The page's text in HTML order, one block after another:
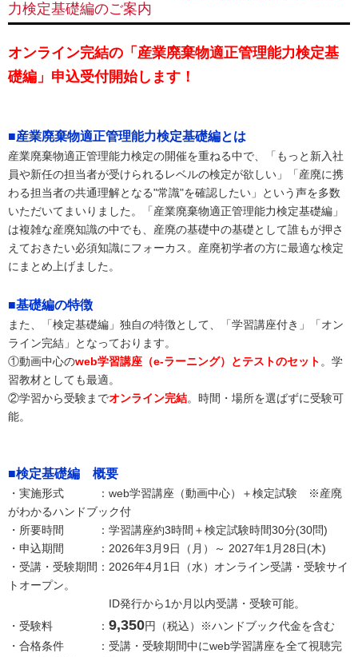
力検定基礎編のご案内
オンライン完結の「産業廃棄物適正管理能力検定基
礎編」申込受付開始します！
■産業廃棄物適正管理能力検定基礎編とは
産業廃棄物適正管理能力検定の開催を重ねる中で、「もっと新入社
員や新任の担当者が受けられるレベルの検定が欲しい」「産廃に携
わる担当者の共通理解となる"常識"を確認したい」という声を多数
いただいてまいりました。「産業廃棄物適正管理能力検定基礎編」
は複雑な産廃知識の中でも、産廃の基礎中の基礎として誰もが押さ
えておきたい必須知識にフォーカス。産廃初学者の方に最適な検定
にまとめ上げました。
■基礎編の特徴
また、「検定基礎編」独自の特徴として、「学習講座付き」「オン
ライン完結」となっております。
①動画中心のweb学習講座（e-ラーニング）とテストのセット。学
習教材としても最適。
②学習から受験までオンライン完結。時間・場所を選ばずに受験可
能。
■検定基礎編 概要
・実施形式 ：web学習講座（動画中心）＋検定試験 ※産廃
がわかるハンドブック付
・所要時間 ：学習講座約3時間＋検定試験時間30分(30問)
・申込期間 ：2026年3月9日（月）～ 2027年1月28日(木)
・受講・受験期間：2026年4月1日（水）オンライン受講・受験サイ
トオープン。
ID発行から1か月以内受講・受験可能。
・受験料 ： 9,350円（税込）※ハンドブック代金を含む
・合格条件 ：受講・受験期間中にweb学習講座を全て視聴完